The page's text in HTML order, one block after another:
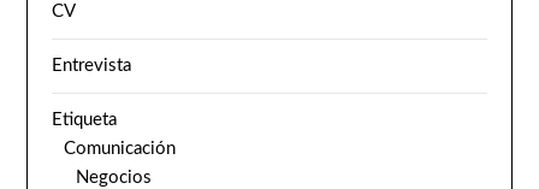
CV
Entrevista
Etiqueta
Comunicación
Negocios